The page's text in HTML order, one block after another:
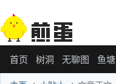
首页 树洞 无聊图 鱼塘